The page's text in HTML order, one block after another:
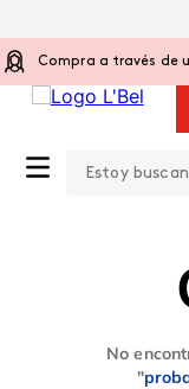
Compra a través de
No
"